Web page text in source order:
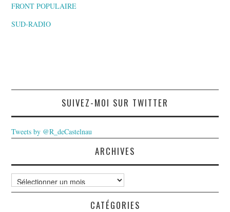
FRONT POPULAIRE
SUD-RADIO
SUIVEZ-MOI SUR TWITTER
Tweets by @R_deCastelnau
ARCHIVES
Archives
CATÉGORIES